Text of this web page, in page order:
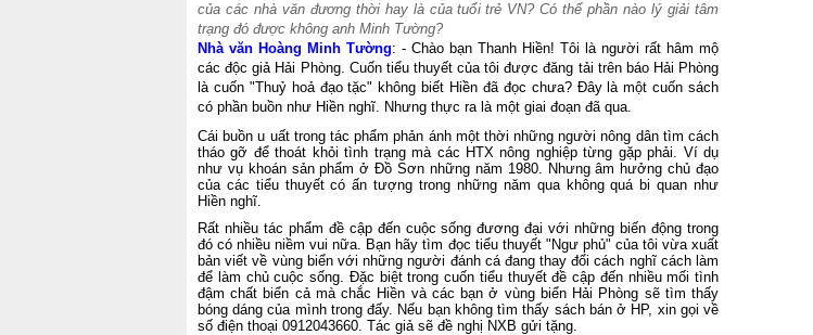
của các nhà văn đương thời hay là của tuổi trẻ VN? Có thể phần nào lý giải tâm
trạng đó được không anh Minh Tường?
Nhà văn Hoàng Minh Tường: - Chào bạn Thanh Hiền! Tôi là người rất hâm mộ
các độc giả Hải Phòng. Cuốn tiểu thuyết của tôi được đăng tải trên báo Hải Phòng
là cuốn "Thuỷ hoả đạo tặc" không biết Hiền đã đọc chưa? Đây là một cuốn sách
có phần buồn như Hiền nghĩ. Nhưng thực ra là một giai đoạn đã qua.
Cái buồn u uất trong tác phẩm phản ánh một thời những người nông dân tìm cách
tháo gỡ để thoát khỏi tình trạng mà các HTX nông nghiệp từng gặp phải. Ví dụ
như vụ khoán sản phẩm ở Đồ Sơn những năm 1980. Nhưng âm hưởng chủ đạo
của các tiểu thuyết có ấn tượng trong những năm qua không quá bi quan như
Hiền nghĩ.
Rất nhiều tác phẩm đề cập đến cuộc sống đương đại với những biến động trong
đó có nhiều niềm vui nữa. Bạn hãy tìm đọc tiểu thuyết "Ngư phủ" của tôi vừa xuất
bản viết về vùng biển với những người đánh cá đang thay đổi cách nghĩ cách làm
để làm chủ cuộc sống. Đặc biệt trong cuốn tiểu thuyết đề cập đến nhiều mối tình
đậm chất biển cả mà chắc Hiền và các bạn ở vùng biển Hải Phòng sẽ tìm thấy
bóng dáng của mình trong đấy. Nếu bạn không tìm thấy sách bán ở HP, xin gọi về
số điện thoại 0912043660. Tác giả sẽ đề nghị NXB gửi tặng.